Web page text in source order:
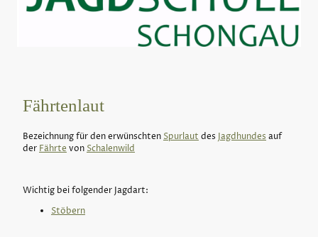
Fährtenlaut
Bezeichnung für den erwünschtenSpurlautdes Jagdhundesauf
derFährtevonSchalenwild
Wichtig bei folgender Jagdart:
Stöbern